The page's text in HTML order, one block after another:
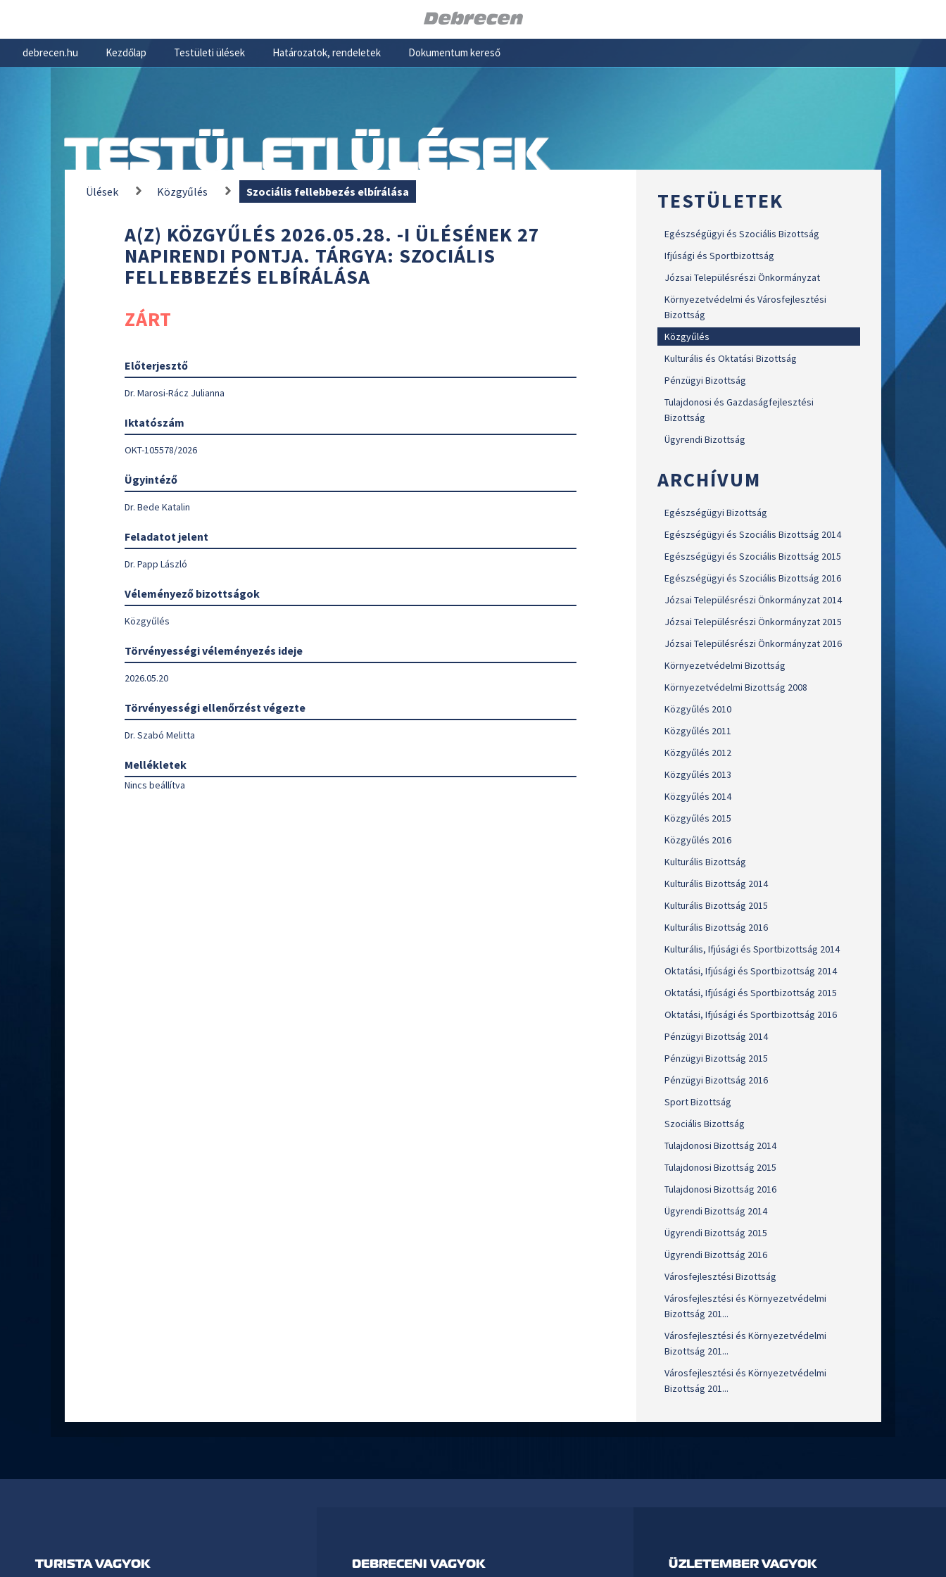
debrecen.hu Kezdőlap Testületi ülések Határozatok, rendeletek Dokumentum kereső
TESTÜLETI ÜLÉSEK
Ülések Közgyűlés Szociális fellebbezés elbírálása
A(Z) KÖZGYŰLÉS 2026.05.28. -I ÜLÉSÉNEK 27
NAPIRENDI PONTJA. TÁRGYA: SZOCIÁLIS
FELLEBBEZÉS ELBÍRÁLÁSA
ZÁRT
Előterjesztő
Dr. Marosi-Rácz Julianna
Iktatószám
OKT-105578/2026
Ügyintéző
Dr. Bede Katalin
Feladatot jelent
Dr. Papp László
Véleményező bizottságok
Közgyűlés
Törvényességi véleményezés ideje
2026.05.20
Törvényességi ellenőrzést végezte
Dr. Szabó Melitta
Mellékletek
Nincs beállítva
TESTÜLETEK
Egészségügyi és Szociális Bizottság
Ifjúsági és Sportbizottság
Józsai Településrészi Önkormányzat
Környezetvédelmi és Városfejlesztési
Bizottság
Közgyűlés
Kulturális és Oktatási Bizottság
Pénzügyi Bizottság
Tulajdonosi és Gazdaságfejlesztési
Bizottság
Ügyrendi Bizottság
ARCHÍVUM
Egészségügyi Bizottság
Egészségügyi és Szociális Bizottság 2014
Egészségügyi és Szociális Bizottság 2015
Egészségügyi és Szociális Bizottság 2016
Józsai Településrészi Önkormányzat 2014
Józsai Településrészi Önkormányzat 2015
Józsai Településrészi Önkormányzat 2016
Környezetvédelmi Bizottság
Környezetvédelmi Bizottság 2008
Közgyűlés 2010
Közgyűlés 2011
Közgyűlés 2012
Közgyűlés 2013
Közgyűlés 2014
Közgyűlés 2015
Közgyűlés 2016
Kulturális Bizottság
Kulturális Bizottság 2014
Kulturális Bizottság 2015
Kulturális Bizottság 2016
Kulturális, Ifjúsági és Sportbizottság 2014
Oktatási, Ifjúsági és Sportbizottság 2014
Oktatási, Ifjúsági és Sportbizottság 2015
Oktatási, Ifjúsági és Sportbizottság 2016
Pénzügyi Bizottság 2014
Pénzügyi Bizottság 2015
Pénzügyi Bizottság 2016
Sport Bizottság
Szociális Bizottság
Tulajdonosi Bizottság 2014
Tulajdonosi Bizottság 2015
Tulajdonosi Bizottság 2016
Ügyrendi Bizottság 2014
Ügyrendi Bizottság 2015
Ügyrendi Bizottság 2016
Városfejlesztési Bizottság
Városfejlesztési és Környezetvédelmi
Bizottság 201...
Városfejlesztési és Környezetvédelmi
Bizottság 201...
Városfejlesztési és Környezetvédelmi
Bizottság 201...
TURISTA VAGYOK DEBRECENI VAGYOK ÜZLETEMBER VAGYOK